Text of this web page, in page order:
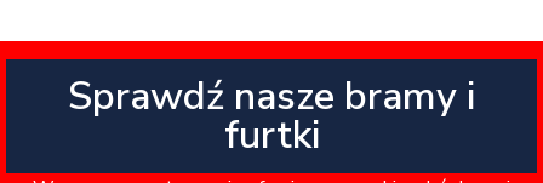
Sprawdź nasze bramy i
furtki